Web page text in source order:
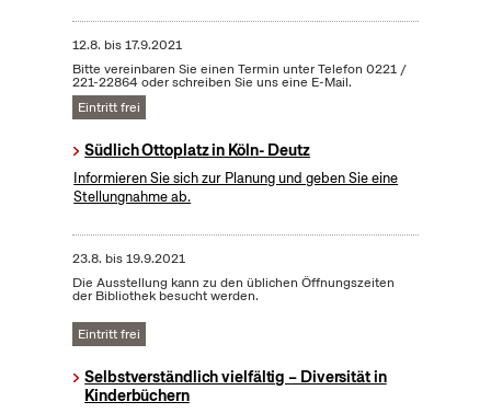
12.8. bis17.9.2021
Bitte vereinbaren Sie einen Termin unter Telefon 0221 /
221-22864 oder schreiben Sie uns eine E-Mail.
Eintritt frei
Südlich Ottoplatz in Köln- Deutz
Informieren Sie sich zur Planung und geben Sie eine
Stellungnahme ab.
23.8. bis19.9.2021
Die Ausstellung kann zu den üblichen Öffnungszeiten
der Bibliothek besucht werden.
Eintritt frei
Selbstverständlich vielfältig – Diversität in
Kinderbüchern